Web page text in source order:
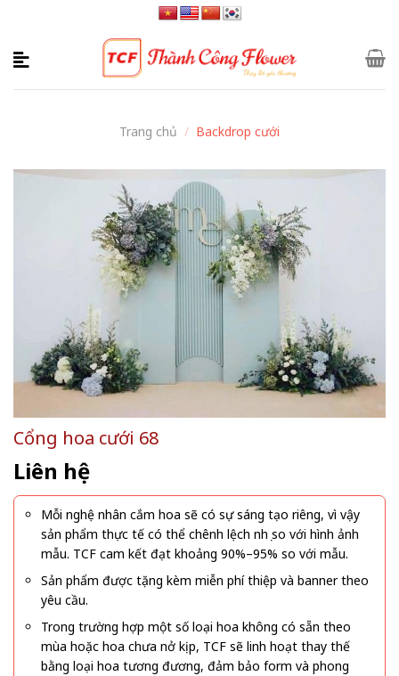
content
Trang chủ / Backdrop cưới
Cổng hoa cưới 68
Liên hệ
Mỗi nghệ nhân cắm hoa sẽ có sự sáng tạo riêng, vì vậy
sản phẩm thực tế có thể chênh lệch nhẹ so với hình ảnh
mẫu. TCF cam kết đạt khoảng 90%–95% so với mẫu.
Sản phẩm được tặng kèm miễn phí thiệp và banner theo
yêu cầu.
Trong trường hợp một số loại hoa không có sẵn theo
mùa hoặc hoa chưa nở kịp, TCF sẽ linh hoạt thay thế
bằng loại hoa tương đương, đảm bảo form và phong